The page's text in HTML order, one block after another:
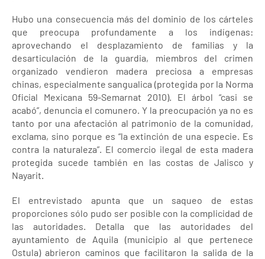
Hubo una consecuencia más del dominio de los cárteles
que preocupa profundamente a los indígenas:
aprovechando el desplazamiento de familias y la
desarticulación de la guardia, miembros del crimen
organizado vendieron madera preciosa a empresas
chinas, especialmente sangualica (protegida por la Norma
Oficial Mexicana 59-Semarnat 2010). El árbol “casi se
acabó”, denuncia el comunero. Y la preocupación ya no es
tanto por una afectación al patrimonio de la comunidad,
exclama, sino porque es “la extinción de una especie. Es
contra la naturaleza”. El comercio ilegal de esta madera
protegida sucede también en las costas de Jalisco y
Nayarit.
El entrevistado apunta que un saqueo de estas
proporciones sólo pudo ser posible con la complicidad de
las autoridades. Detalla que las autoridades del
ayuntamiento de Aquila (municipio al que pertenece
Ostula) abrieron caminos que facilitaron la salida de la